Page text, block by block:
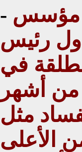
- مؤسس
رئيس
في
من أشهر
مثل
الأعلى